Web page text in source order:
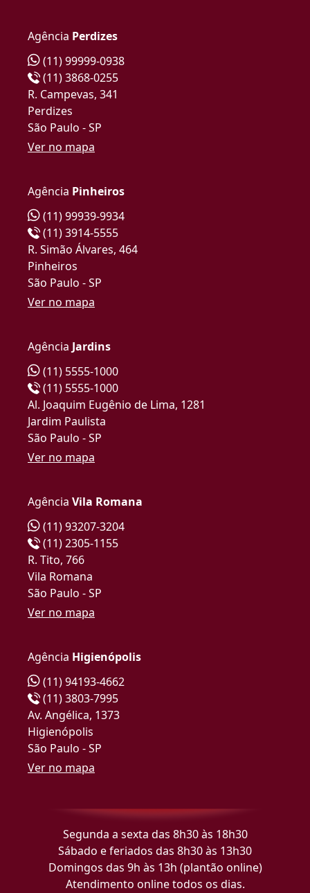
Agência Perdizes
(11) 99999-0938
(11) 3868-0255
R. Campevas, 341
Perdizes
São Paulo - SP
Ver no mapa
Agência Pinheiros
(11) 99939-9934
(11) 3914-5555
R. Simão Álvares, 464
Pinheiros
São Paulo - SP
Ver no mapa
Agência Jardins
(11) 5555-1000
(11) 5555-1000
Al. Joaquim Eugênio de Lima, 1281
Jardim Paulista
São Paulo - SP
Ver no mapa
Agência Vila Romana
(11) 93207-3204
(11) 2305-1155
R. Tito, 766
Vila Romana
São Paulo - SP
Ver no mapa
Agência Higienópolis
(11) 94193-4662
(11) 3803-7995
Av. Angélica, 1373
Higienópolis
São Paulo - SP
Ver no mapa
Segunda a sexta das 8h30 às 18h30
Sábado e feriados das 8h30 às 13h30
Domingos das 9h às 13h (plantão online)
Atendimento online todos os dias.